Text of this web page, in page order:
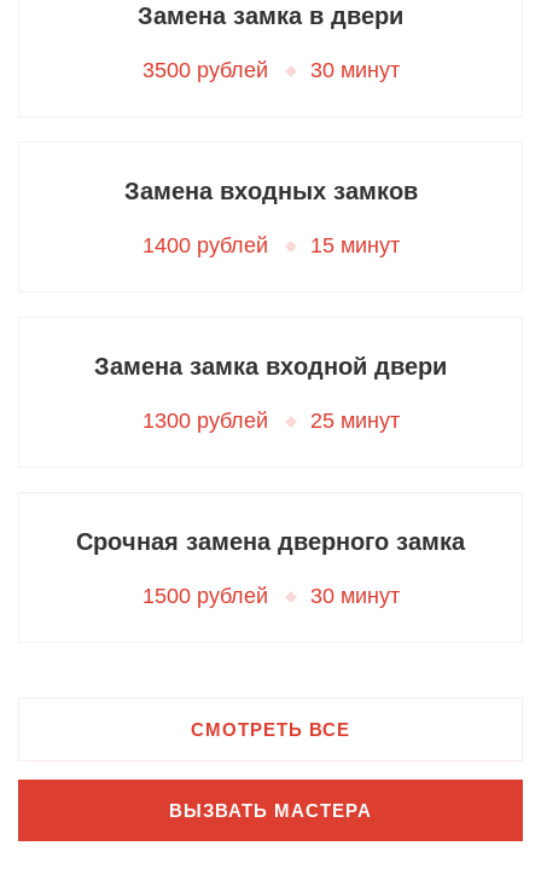
Замена замка в двери
3500 рублей 30 минут
Замена входных замков
1400 рублей 15 минут
Замена замка входной двери
1300 рублей 25 минут
Срочная замена дверного замка
1500 рублей 30 минут
СМОТРЕТЬ ВСЕ
ВЫЗВАТЬ МАСТЕРА